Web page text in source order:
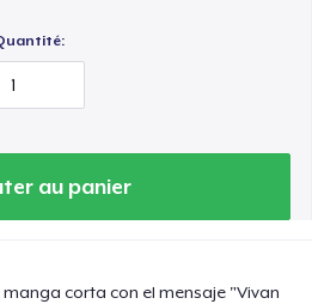
au panier
corta con el mensaje "Vivan